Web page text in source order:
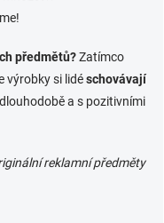
předmětů?Zatímco
výrobky si lidéschovávají
a s pozitivními
reklamní předměty